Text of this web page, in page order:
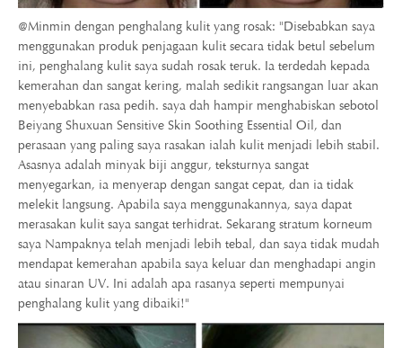
@Minmin dengan penghalang kulit yang rosak: "Disebabkan saya
menggunakan produk penjagaan kulit secara tidak betul sebelum
ini, penghalang kulit saya sudah rosak teruk. Ia terdedah kepada
kemerahan dan sangat kering, malah sedikit rangsangan luar akan
menyebabkan rasa pedih. saya dah hampir menghabiskan sebotol
Beiyang Shuxuan Sensitive Skin Soothing Essential Oil, dan
perasaan yang paling saya rasakan ialah kulit menjadi lebih stabil.
Asasnya adalah minyak biji anggur, teksturnya sangat
menyegarkan, ia menyerap dengan sangat cepat, dan ia tidak
melekit langsung. Apabila saya menggunakannya, saya dapat
merasakan kulit saya sangat terhidrat. Sekarang stratum korneum
saya Nampaknya telah menjadi lebih tebal, dan saya tidak mudah
mendapat kemerahan apabila saya keluar dan menghadapi angin
atau sinaran UV. Ini adalah apa rasanya seperti mempunyai
penghalang kulit yang dibaiki!"